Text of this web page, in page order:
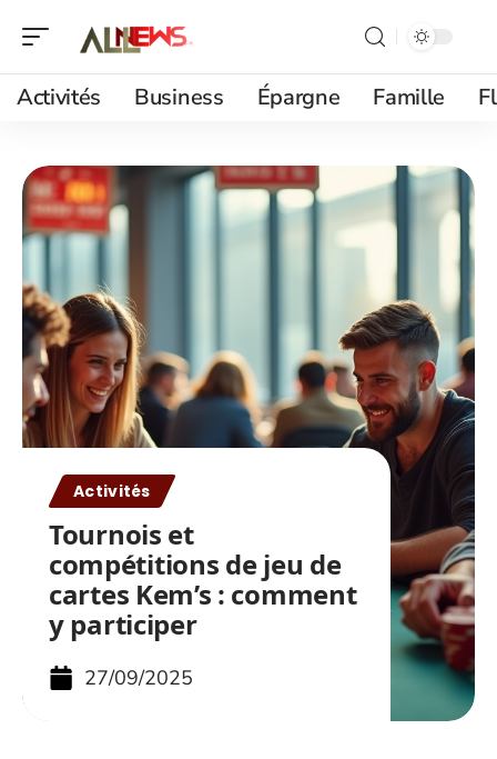
Activités Business Épargne Famille
Activités
Tournois et
compétitions de jeu de
cartes Kem’s : comment
y participer
27/09/2025